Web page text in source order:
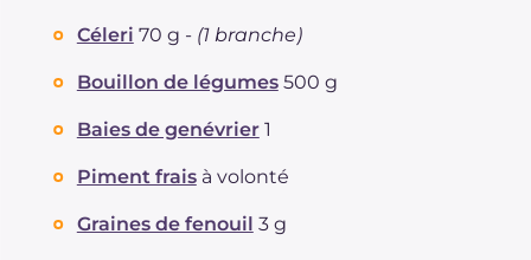
Céleri 70 g - (1 branche)
Bouillon de légumes 500 g
Baies de genévrier 1
Piment frais à volonté
Graines de fenouil 3 g